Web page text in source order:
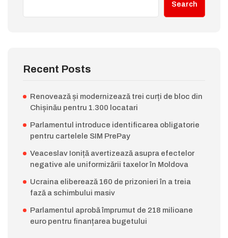
Search
Recent Posts
Renovează și modernizează trei curți de bloc din
Chișinău pentru 1.300 locatari
Parlamentul introduce identificarea obligatorie
pentru cartelele SIM PrePay
Veaceslav Ioniță avertizează asupra efectelor
negative ale uniformizării taxelor în Moldova
Ucraina eliberează 160 de prizonieri în a treia
fază a schimbului masiv
Parlamentul aprobă împrumut de 218 milioane
euro pentru finanțarea bugetului